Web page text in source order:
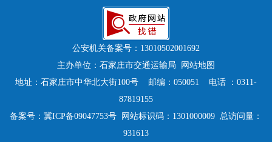
公安机关备案号： 13010502001692
主办单位：石家庄市交通运输局
网站地图
地址：石家庄市中华北大街100号 邮编：050051 电话 ：0311-
87819155
备案号： 冀ICP备09047753号 网站标识码：1301000009 总访问量：
931613